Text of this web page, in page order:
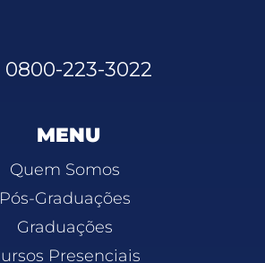
0800-223-3022
MENU
Quem Somos
Pós-Graduações
Graduações
Presenciais